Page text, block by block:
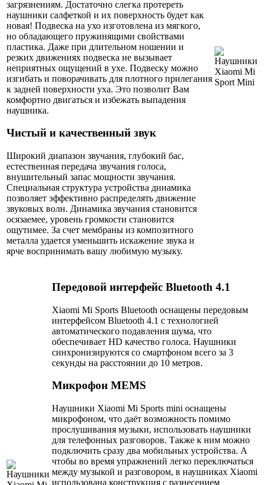
загрязнениям. Достаточно слегка протереть
наушники салфеткой и их поверхность будет как
новая! Подвеска на ухо изготовлена из мягкого,
но обладающего пружинящими свойствами
пластика. Даже при длительном ношении и
резких движениях подвеска не вызывает
неприятных ощущений в ухе. Подвеску можно
изгибать и поворачивать для плотного прилегания
к задней поверхности уха. Это позволит Вам
комфортно двигаться и избежать выпадения
наушника.
Чистый и качественный звук
Широкий диапазон звучания, глубокий бас,
естественная передача звучания голоса,
внушительный запас мощности звучания.
Специальная структура устройства динамика
позволяет эффективно распределять движение
звуковых волн. Динамика звучания становится
осязаемее, уровень громкости становится
ощутимее. За счет мембраны из композитного
металла удается уменьшить искажение звука и
ярче воспринимать вашу любимую музыку.
Передовой интерфейс Bluetooth 4.1
Xiaomi Mi Sports Bluetooth оснащены передовым
интерфейсом Bluetooth 4.1 с технологией
автоматического подавления шума, что
обеспечивает HD качество голоса. Наушники
синхронизируются со смартфоном всего за 3
секунды на расстоянии до 10 метров.
Микрофон MEMS
Наушники Xiaomi Mi Sports mini оснащены
микрофоном, что даёт возможность помимо
прослушивания музыки, использовать наушники
для телефонных разговоров. Также к ним можно
подключить сразу два мобильных устройства. А
чтобы во время упражнений легко переключаться
между музыкой и разговором, в наушниках Xiaomi
использована конструкция с разнесением